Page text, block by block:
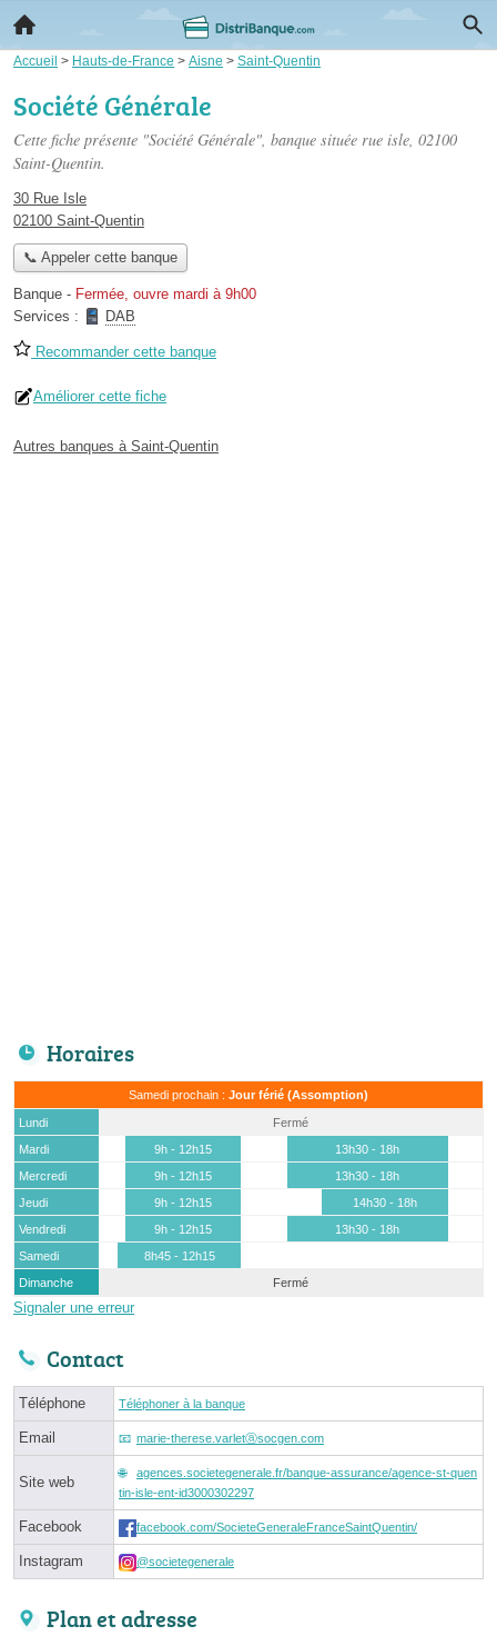
Accueil > Hauts-de-France > Aisne > Saint-Quentin
Société Générale
Cette fiche présente "Société Générale", banque située rue isle, 02100
Saint-Quentin.
30 Rue Isle
02100 Saint-Quentin
📞 Appeler cette banque
Banque - Fermée, ouvre mardi à 9h00
Services :
DAB
Recommander cette banque
Améliorer cette fiche
Autres banques à Saint-Quentin
Horaires
Samedi prochain : Jour férié (Assomption)
Lundi
Fermé
Mardi
9h - 12h15
13h30 - 18h
Mercredi
9h - 12h15
13h30 - 18h
Jeudi
9h - 12h15
14h30 - 18h
Vendredi
9h - 12h15
13h30 - 18h
Samedi
8h45 - 12h15
Dimanche
Fermé
Signaler une erreur
Contact
Téléphone Téléphoner à la banque
Email marie-therese.varletⓐsocgen.com
Site web
agences.societegenerale.fr/banque-assurance/agence-st-quen
tin-isle-ent-id3000302297
Facebook facebook.com/SocieteGeneraleFranceSaintQuentin/
Instagram @societegenerale
Plan et adresse